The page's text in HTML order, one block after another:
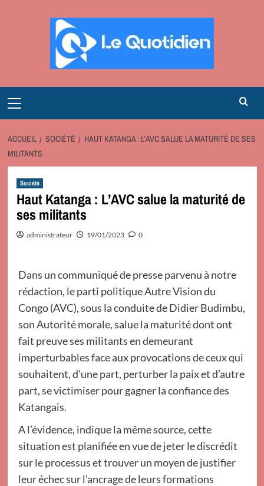
Menu
ACCUEIL SOCIÉTÉ
HAUT KATANGA : L’AVC SALUE LA MATURITÉ DE SES
MILITANTS
Société
Haut Katanga : L’AVC salue la maturité de
ses militants
administrateur 19/01/2023 0
Dans un communiqué de presse parvenu à notre
rédaction, le parti politique Autre Vision du
Congo (AVC), sous la conduite de Didier Budimbu,
son Autorité morale, salue la maturité dont ont
fait preuve ses militants en demeurant
imperturbables face aux provocations de ceux qui
souhaitent, d’une part, perturber la paix et d’autre
part, se victimiser pour gagner la confiance des
Katangais.
A l’évidence, indique la même source, cette
situation est planifiée en vue de jeter le discrédit
sur le processus et trouver un moyen de justifier
leur échec sur l’ancrage de leurs formations